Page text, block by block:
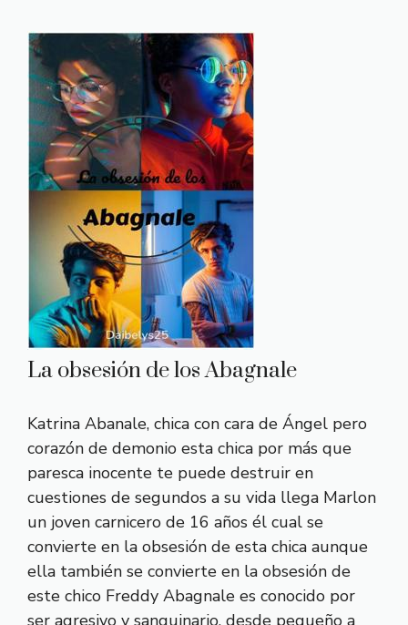
La obsesión de los Abagnale
Katrina Abanale, chica con cara de Ángel pero
corazón de demonio esta chica por más que
paresca inocente te puede destruir en
cuestiones de segundos a su vida llega Marlon
un joven carnicero de 16 años él cual se
convierte en la obsesión de esta chica aunque
ella también se convierte en la obsesión de
este chico Freddy Abagnale es conocido por
ser agresivo y sanguinario, desde pequeño a